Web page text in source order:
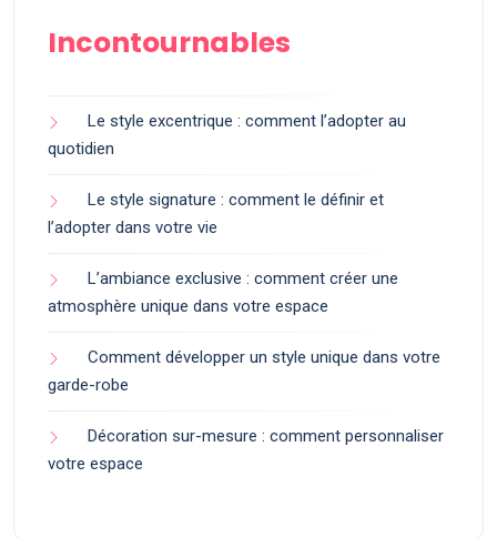
Incontournables
Le style excentrique : comment l’adopter au
quotidien
Le style signature : comment le définir et
l’adopter dans votre vie
L’ambiance exclusive : comment créer une
atmosphère unique dans votre espace
Comment développer un style unique dans votre
garde-robe
Décoration sur-mesure : comment personnaliser
votre espace